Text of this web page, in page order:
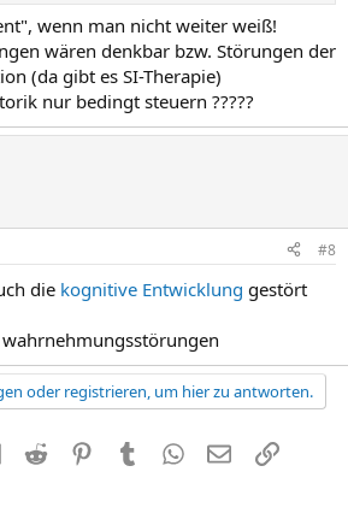
wenn man nicht weiter weiß!
wären denkbar bzw. Störungen der
(da gibt es SI-Therapie)
nur bedingt steuern ?????
#8
die kognitive Entwicklung gestört
oder registrieren, um hier zu antworten.
LinkedIn
Reddit PinterestTumblr WhatsApp
E-MailLink